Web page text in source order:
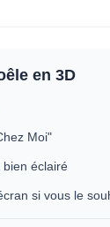
en 3D
Moi"
bien éclairé
si vous le